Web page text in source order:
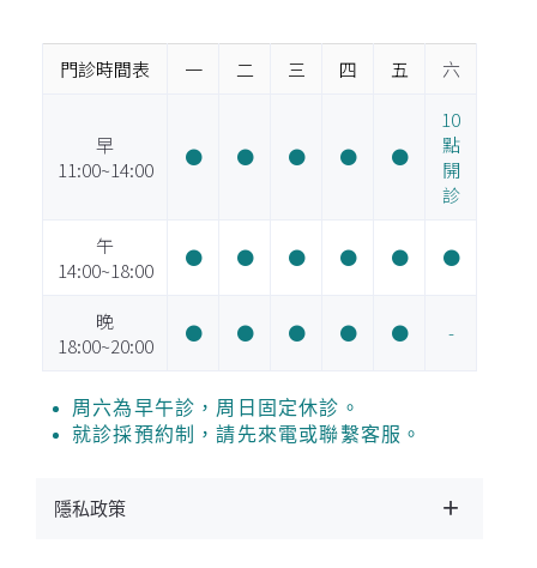
門診時間表 一 二 三 四 五 六
早
11:00~14:00
● ● ● ● ●
10
點
開
診
午
14:00~18:00
● ● ● ● ● ●
晚
18:00~20:00
● ● ● ● ● -
周六為早午診，周日固定休診。
就診採預約制，請先來電或聯繫客服。
隱私政策